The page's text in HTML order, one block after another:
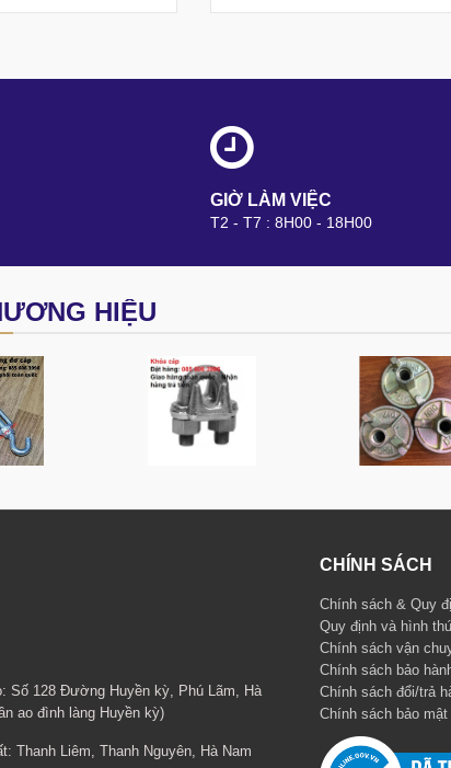
GIỜ LÀM VIỆC
T2 - T7 : 8H00 - 18H00
HIỆU
Số 128 Đường Huyền kỳ, Phú Lãm, Hà
ao đình làng Huyền kỳ)
Thanh Liêm, Thanh Nguyên, Hà Nam
CHÍNH SÁCH
Chính sách & Quy
Quy định và hình
Chính sách vận
Chính sách bảo
Chính sách đổi/trả
Chính sách bảo